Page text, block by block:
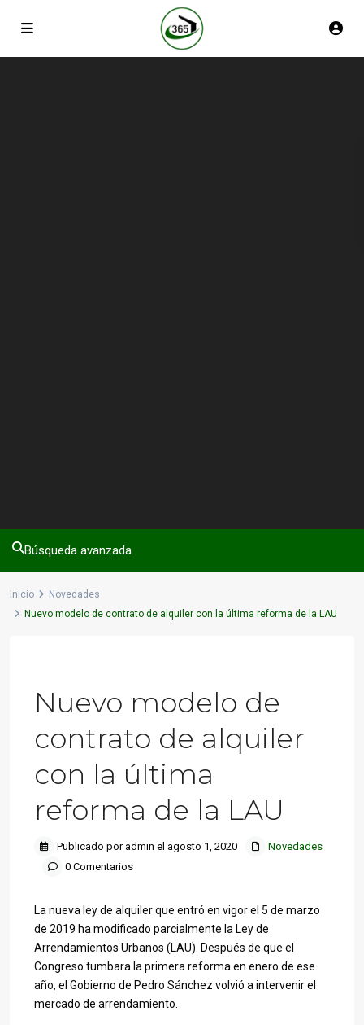
Búsqueda avanzada
Inicio
Novedades
Nuevo modelo de contrato de alquiler con la última reforma de la LAU
Nuevo modelo de
contrato de alquiler
con la última
reforma de la LAU
Publicado por admin el agosto 1, 2020
Novedades
0 Comentarios
La nueva ley de alquiler que entró en vigor el 5 de marzo
de 2019 ha modificado parcialmente la Ley de
Arrendamientos Urbanos (LAU). Después de que el
Congreso tumbara la primera reforma en enero de ese
año, el Gobierno de Pedro Sánchez volvió a intervenir el
mercado de arrendamiento.